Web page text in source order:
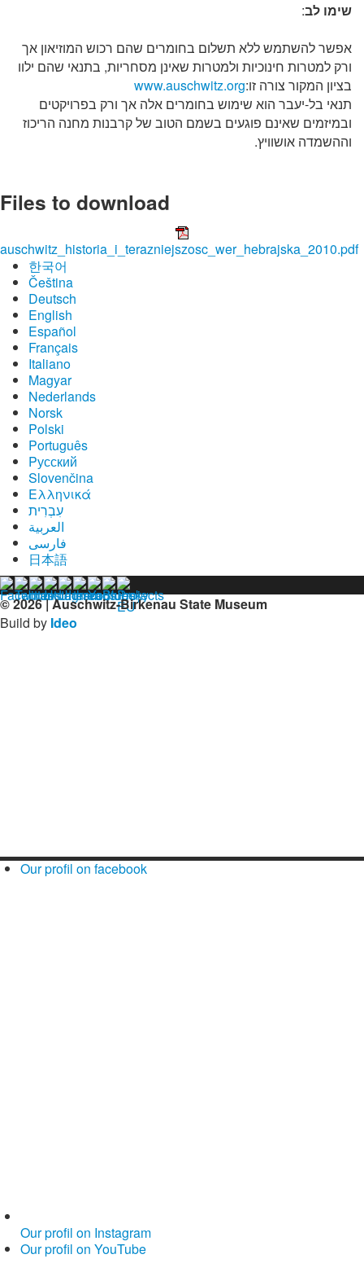
שימו לב:
אפשר להשתמש ללא תשלום בחומרים שהם רכוש המוזיאון אך
ורק למטרות חינוכיות ולמטרות שאינן מסחריות, בתנאי שהם ילוו
בציון המקור צורה זו:www.auschwitz.org
תנאי בל-יעבר הוא שימוש בחומרים אלה אך ורק בפרויקטים
ובמיזמים שאינם פוגעים בשמם הטוב של קרבנות מחנה הריכוז
וההשמדה אושוויץ.
Files to download
auschwitz_historia_i_terazniejszosc_wer_hebrajska_2010.pdf
한국어
Čeština
Deutsch
English
Español
Français
Italiano
Magyar
Nederlands
Norsk
Polski
Português
Pусский
Slovenčina
Ελληνικά
עִבְרִית
العربية
فارسی
日本語
© 2026 | Auschwitz-Birkenau State Museum
Build by Ideo
Our profil on facebook
Our profil on Instagram
Our profil on YouTube